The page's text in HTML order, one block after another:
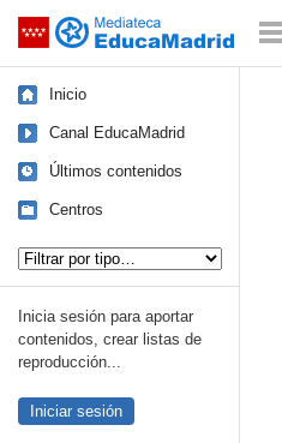
Saltar navegación
Inicio
Canal EducaMadrid
Últimos contenidos
Centros
Inicia sesión para aportar
contenidos, crear listas de
reproducción...
Iniciar sesión